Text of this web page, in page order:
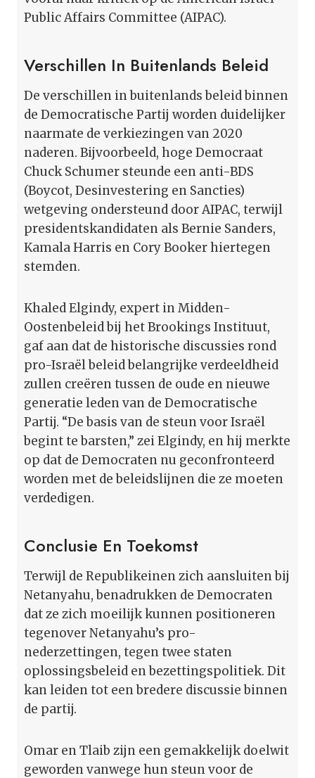
Public Affairs Committee (AIPAC).
Verschillen In Buitenlands Beleid
De verschillen in buitenlands beleid binnen
de Democratische Partij worden duidelijker
naarmate de verkiezingen van 2020
naderen. Bijvoorbeeld, hoge Democraat
Chuck Schumer steunde een anti-BDS
(Boycot, Desinvestering en Sancties)
wetgeving ondersteund door AIPAC, terwijl
presidentskandidaten als Bernie Sanders,
Kamala Harris en Cory Booker hiertegen
stemden.
Khaled Elgindy, expert in Midden-
Oostenbeleid bij het Brookings Instituut,
gaf aan dat de historische discussies rond
pro-Israël beleid belangrijke verdeeldheid
zullen creëren tussen de oude en nieuwe
generatie leden van de Democratische
Partij. “De basis van de steun voor Israël
begint te barsten,” zei Elgindy, en hij merkte
op dat de Democraten nu geconfronteerd
worden met de beleidslijnen die ze moeten
verdedigen.
Conclusie En Toekomst
Terwijl de Republikeinen zich aansluiten bij
Netanyahu, benadrukken de Democraten
dat ze zich moeilijk kunnen positioneren
tegenover Netanyahu’s pro-
nederzettingen, tegen twee staten
oplossingsbeleid en bezettingspolitiek. Dit
kan leiden tot een bredere discussie binnen
de partij.
Omar en Tlaib zijn een gemakkelijk doelwit
geworden vanwege hun steun voor de